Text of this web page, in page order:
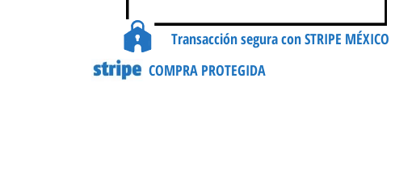
Transacción segura con STRIPE MÉXICO
COMPRA PROTEGIDA